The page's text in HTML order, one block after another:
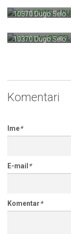
10370 Dugo Selo
Velika klet
10370 Dugo Selo
Komentari
Ime*
E-mail *
Komentar*